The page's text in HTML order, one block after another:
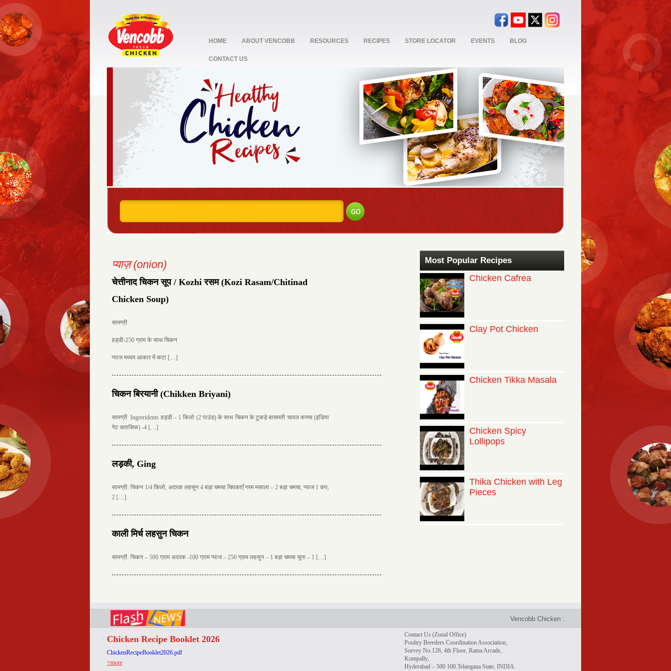
HOME ABOUT VENCOBB RESOURCES RECIPES STORE LOCATOR EVENTS BLOG
CONTACT US
2
प्याज़ (onion)
चेत्तीनाद चिकन सूप / Kozhi रसम (Kozi Rasam/Chitinad
Chicken Soup)
सामग्री
हड्डी-250 ग्राम के साथ चिकन
प्याज मध्यम आकार में कटा […]
चिकन बिरयानी (Chikken Briyani)
सामग्री Ingreridents हड्डी – 1 किलो (2 पाउंड) के साथ चिकन के टुकड़े बासमती चावल कच्चा (इंडिया
गेट क्लासिक) -4 […]
लड़की, Ging
सामग्री: चिकन 1/4 किलो, अदरक लहसुन 4 बड़ा चमचा चिपकाएँ गरम मसाला – 2 बड़ा चमचा, प्याज 1 कप,
2 […]
काली मिर्च लहसुन चिकन
सामग्री: चिकन – 500 ग्राम अदरक -100 ग्राम प्याज – 250 ग्राम लहसुन – 1 बड़ा चमचा चूना – 1 […]
Most Popular Recipes
Chicken Cafrea
Clay Pot Chicken
Chicken Tikka Masala
Chicken Spicy
Lollipops
Thika Chicken with Leg
Pieces
Vencobb Chicken : Taste the difference - Rich in
Chicken Recipe Booklet 2026
ChickenRecipeBooklet2026.pdf
+more
Contact Us (Zonal Office)
Poultry Breeders Coordination Association,
Survey No.128, 4th Floor, Ratna Arcade,
Kompally,
Hyderabad – 500 100.Telangana State, INDIA.